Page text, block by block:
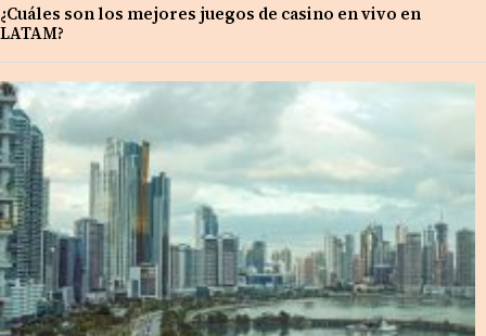
¿Cuáles son los mejores juegos de casino en vivo en
LATAM?